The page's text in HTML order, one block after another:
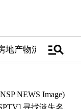
地产物流/配送汽车
manage_search